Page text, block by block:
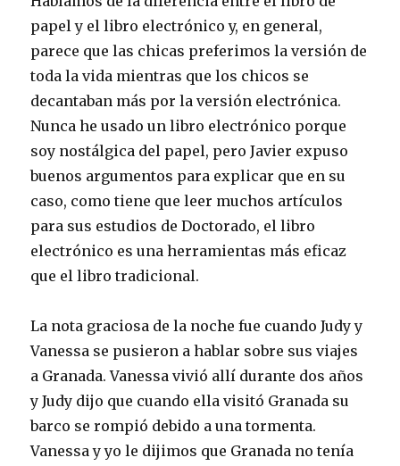
papel y el libro electrónico y, en general,
parece que las chicas preferimos la versión de
toda la vida mientras que los chicos se
decantaban más por la versión electrónica.
Nunca he usado un libro electrónico porque
soy nostálgica del papel, pero Javier expuso
buenos argumentos para explicar que en su
caso, como tiene que leer muchos artículos
para sus estudios de Doctorado, el libro
electrónico es una herramientas más eficaz
que el libro tradicional.
La nota graciosa de la noche fue cuando Judy y
Vanessa se pusieron a hablar sobre sus viajes
a Granada. Vanessa vivió allí durante dos años
y Judy dijo que cuando ella visitó Granada su
barco se rompió debido a una tormenta.
Vanessa y yo le dijimos que Granada no tenía